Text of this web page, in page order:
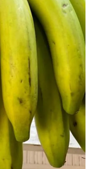
menú
hijo
🔍